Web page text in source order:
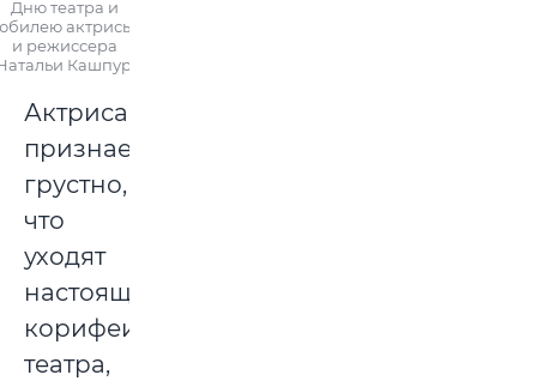
Дню театра и
актрисы
и режиссера
Кашпур.
Актриса
признается:
грустно,
что
уходят
настоящие
корифеи
театра,